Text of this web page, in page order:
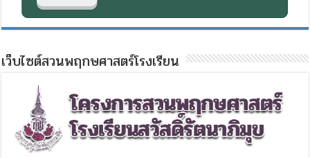
เว็บไซต์สวนพฤกษศาสตร์โรงเรียน